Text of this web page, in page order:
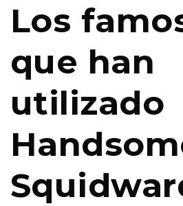
Los
que han
utilizado